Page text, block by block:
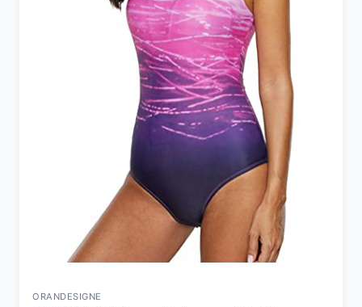
ORANDESIGNE